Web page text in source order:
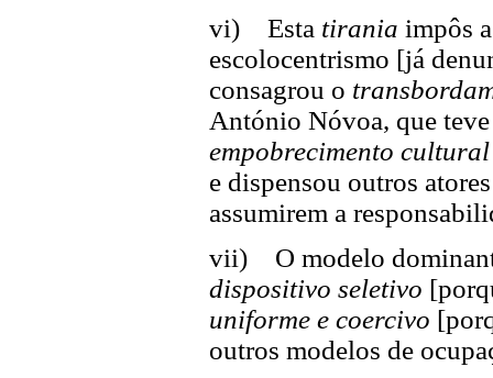
vi) Esta tirania impôs
escolocentrismo [já
consagrou o
António Nóvoa, que
empobrecimento
e dispensou outros
assumirem a
vii) O modelo
dispositivo seletivo
uniforme e coercivo
outros modelos de